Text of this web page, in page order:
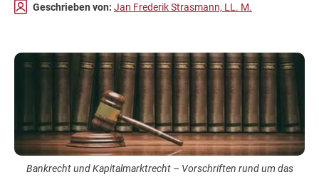
Geschrieben von: Jan Frederik Strasmann, LL. M.
Bankrecht und Kapitalmarktrecht – Vorschriften rund um das